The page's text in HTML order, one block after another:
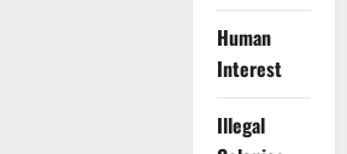
Human
Interest
Illegal